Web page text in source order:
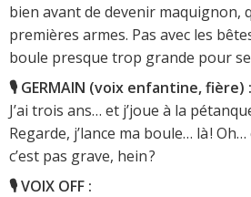
bien avant de devenir maquignon,
premières armes. Pas avec les
boule presque trop grande pour
🎙️ GERMAIN (voix enfantine, fière) :
J’ai trois ans… et j’joue à la
Regarde, j’lance ma boule… là !
c’est pas grave, hein ?
🎙️ VOIX OFF :